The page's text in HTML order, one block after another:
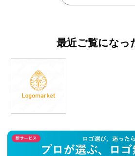
最近ご覧になっ